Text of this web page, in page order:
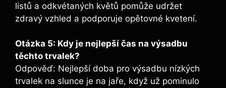
listů a odkvétaných květů pomůže udržet
zdravý vzhled a podporuje opětovné kvetení.
Otázka 5: Kdy je nejlepší čas na výsadbu
těchto trvalek?
Odpověď: Nejlepší doba pro výsadbu nízkých
trvalek na slunce je na jaře, když už pominulo